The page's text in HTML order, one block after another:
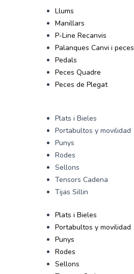
Llums
Manillars
P-Line Recanvis
Palanques Canvi i peces
Pedals
Peces Quadre
Peces de Plegat
Plats i Bieles
Portabultos y movilidad
Punys
Rodes
Sellons
Tensors Cadena
Tijas Sillin
Plats i Bieles
Portabultos y movilidad
Punys
Rodes
Sellons